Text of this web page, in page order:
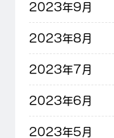
2023年9月
2023年8月
2023年7月
2023年6月
2023年5月